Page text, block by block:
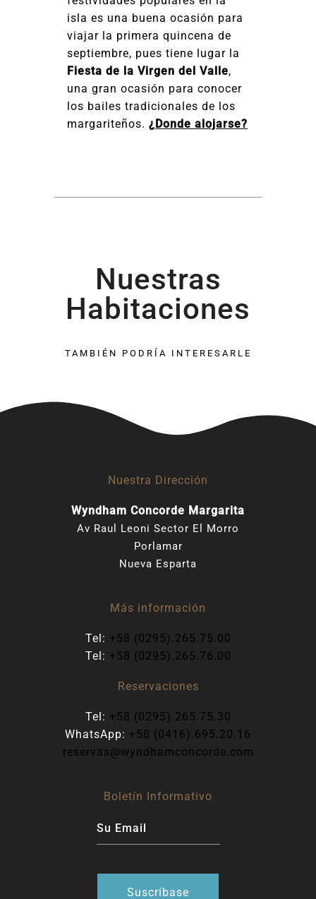
isla es una buena ocasión para
viajar la primera quincena de
septiembre, pues tiene lugar la
Fiesta de la Virgen del Valle,
una gran ocasión para conocer
los bailes tradicionales de los
margariteños.¿Donde alojarse?
Nuestras
Habitaciones
TAMBIÉN PODRÍA INTERESARLE
Nuestra Dirección
Wyndham Concorde Margarita
Av Raul Leoni Sector El Morro
Porlamar
Nueva Esparta
Más información
Tel: +58 (0295).265.75.00
Tel: +58 (0295).265.76.00
Reservaciones
Tel: +58 (0295).265.75.30
WhatsApp: +58 (0416).695.20.16
reservas@wyndhamconcorde.com
Boletín Informativo